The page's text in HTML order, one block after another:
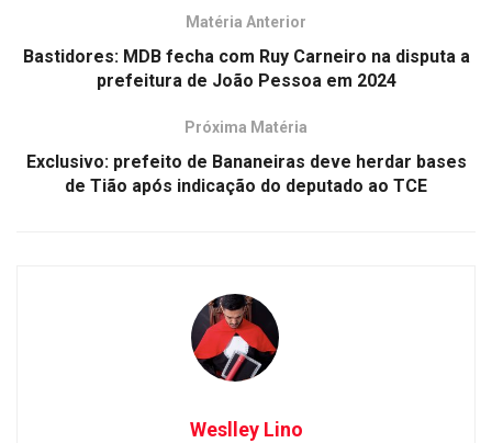
Matéria Anterior
Bastidores: MDB fecha com Ruy Carneiro na disputa a
prefeitura de João Pessoa em 2024
Próxima Matéria
Exclusivo: prefeito de Bananeiras deve herdar bases
de Tião após indicação do deputado ao TCE
Weslley Lino